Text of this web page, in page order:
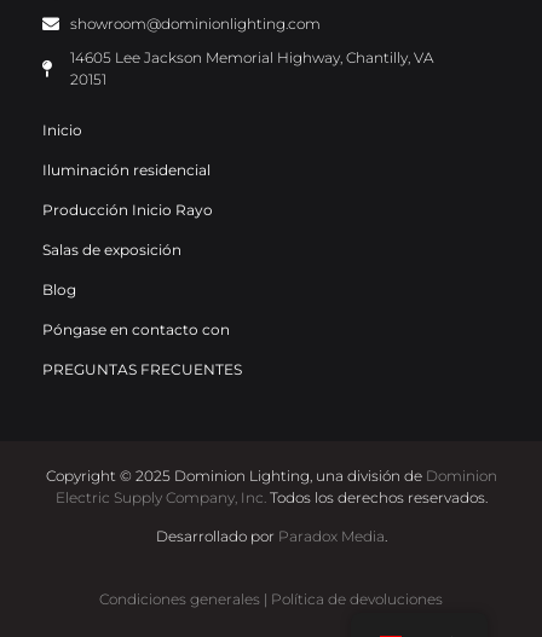
showroom@dominionlighting.com
14605 Lee Jackson Memorial Highway, Chantilly, VA
20151
Inicio
Iluminación residencial
Producción Inicio Rayo
Salas de exposición
Blog
Póngase en contacto con
PREGUNTAS FRECUENTES
Copyright © 2025 Dominion Lighting, una división de Dominion
Electric Supply Company, Inc. Todos los derechos reservados.
Desarrollado por Paradox Media.
Condiciones generales | Política de devoluciones